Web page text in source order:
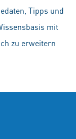
Tipps und
mit
zu erweitern